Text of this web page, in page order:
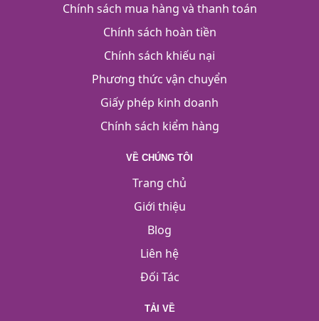
Chính sách mua hàng và thanh toán
Chính sách hoàn tiền
Chính sách khiếu nại
Phương thức vận chuyển
Giấy phép kinh doanh
Chính sách kiểm hàng
VỀ CHÚNG TÔI
Trang chủ
Giới thiệu
Blog
Liên hệ
Đối Tác
TẢI VỀ